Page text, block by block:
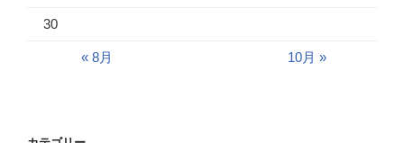
30
« 8月 10月 »